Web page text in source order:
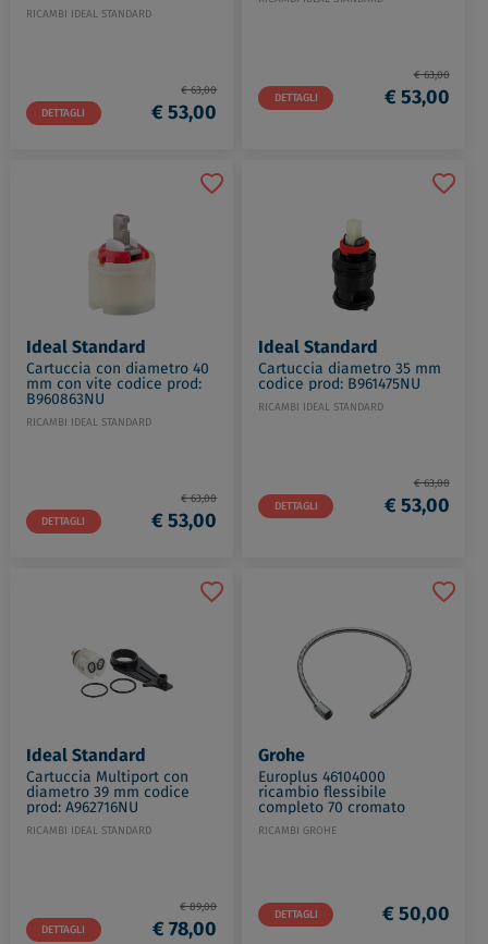
RICAMBI IDEAL STANDARD
DETTAGLI
€ 63,00
€ 53,00
DETTAGLI
€ 63,00
€ 53,00
Ideal Standard
Cartuccia con diametro 40
mm con vite codice prod:
B960863NU
RICAMBI IDEAL STANDARD
DETTAGLI
€ 63,00
€ 53,00
Ideal Standard
Cartuccia diametro 35 mm
codice prod: B961475NU
RICAMBI IDEAL STANDARD
DETTAGLI
€ 63,00
€ 53,00
Ideal Standard
Cartuccia Multiport con
diametro 39 mm codice
prod: A962716NU
RICAMBI IDEAL STANDARD
DETTAGLI
€ 89,00
€ 78,00
Grohe
Europlus 46104000
ricambio flessibile
completo 70 cromato
codice prod: 46104000
RICAMBI GROHE
DETTAGLI € 50,00